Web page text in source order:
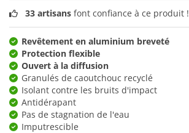
33 artisans font confiance à ce produit !
Revêtement en aluminium breveté
Protection flexible
Ouvert à la diffusion
Granulés de caoutchouc recyclé
Isolant contre les bruits d'impact
Antidérapant
Pas de stagnation de l'eau
Imputrescible